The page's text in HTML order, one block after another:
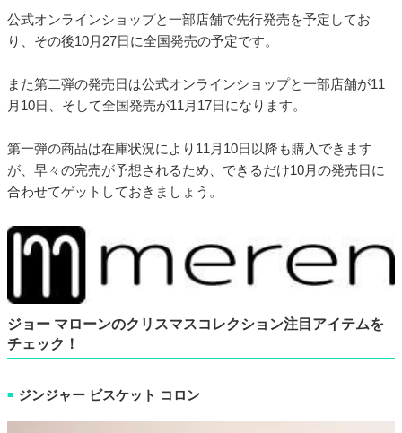
公式オンラインショップと一部店舗で先行発売を予定してお
り、その後10月27日に全国発売の予定です。
また第二弾の発売日は公式オンラインショップと一部店舗が11
月10日、そして全国発売が11月17日になります。
第一弾の商品は在庫状況により11月10日以降も購入できます
が、早々の完売が予想されるため、できるだけ10月の発売日に
合わせてゲットしておきましょう。
ジョー マローンのクリスマスコレクション注目アイテムを
チェック！
■ ジンジャー ビスケット コロン